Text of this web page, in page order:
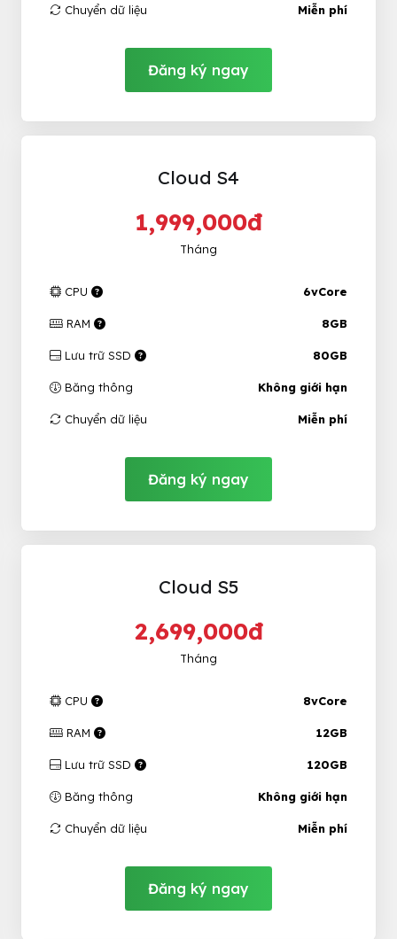
Chuyển dữ liệu Miễn phí
Đăng ký ngay
Cloud S4
1,999,000đ
Tháng
CPU 6vCore
RAM 8GB
Lưu trữ SSD 80GB
Băng thông Không giới hạn
Chuyển dữ liệu Miễn phí
Đăng ký ngay
Cloud S5
2,699,000đ
Tháng
CPU 8vCore
RAM 12GB
Lưu trữ SSD 120GB
Băng thông Không giới hạn
Chuyển dữ liệu Miễn phí
Đăng ký ngay